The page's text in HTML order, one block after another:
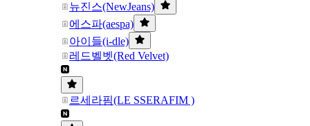
뉴진스(NewJeans)
에스파(aespa)
아이들(i-dle)
레드벨벳(Red Velvet)
르세라핌(LE SSERAFIM )